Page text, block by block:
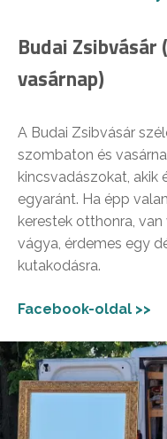
Budai Zsibvásár
vasárnap)
A Budai Zsibvásár
szombaton és
kincsvadászokat, akik
egyaránt. Ha épp
kerestek otthonra,
vágya, érdemes egy
kutakodásra.
Facebook-oldal >>